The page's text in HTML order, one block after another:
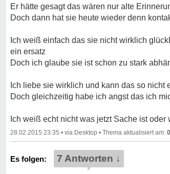
Er hätte gesagt das wären nur alte
Doch dann hat sie heute wieder denn
Ich weiß einfach das sie nicht wirklich
ein ersatz
Doch ich glaube sie ist schon zu stark
Ich liebe sie wirklich und kann das so nicht
Doch gleichzeitig habe ich angst das ich
Ich weiß echt nicht was jetzt Sache ist oder
28.02.2015 23:35 • •
7 Antworten ↓